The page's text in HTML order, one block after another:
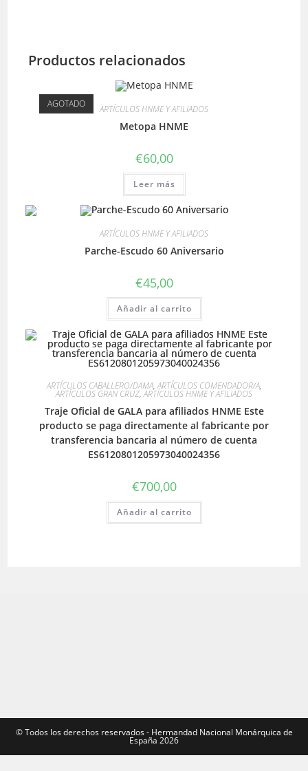
Productos relacionados
AGOTADO ARTÍCULOS HNME Y AFILIADOS
Metopa HNME
€60,00
Leer más
ARTÍCULOS HNME Y AFILIADOS
Parche-Escudo 60 Aniversario
€45,00
Añadir al carrito
ARTÍCULOS CABALLERO/DAMA,ARTÍCULOS COMENDADOR/A,
ARTÍCULOS GRAN CRUZ,ARTÍCULOS HNME Y AFILIADOS
Traje Oficial de GALA para afiliados HNME Este
producto se paga directamente al fabricante por
transferencia bancaria al número de cuenta
ES6120801205973040024356
€700,00
Añadir al carrito
©️ Todos los derechos reservados - Hermandad Nacional Monárquica de
España 2026